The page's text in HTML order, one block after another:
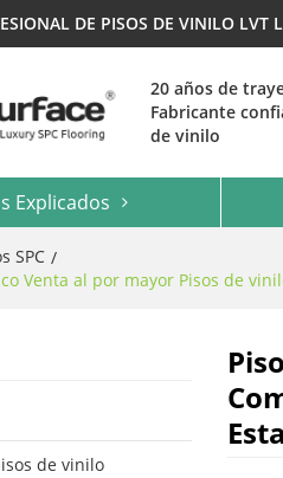
DE PISOS DE VINILO
20 años de
Fabricante
de vinilo
Explicados
SPC /
Venta al por mayor Pisos de
de vinilo